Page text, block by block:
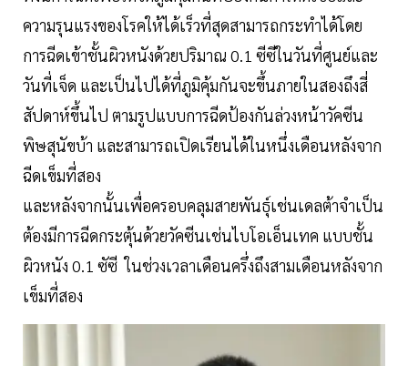
ความรุนแรงของโรคให้ได้เร็วที่สุดสามารถกระทำได้โดย
การฉีดเข้าชั้นผิวหนังด้วยปริมาณ 0.1 ซีซีในวันที่ศูนย์และ
วันที่เจ็ด และเป็นไปได้ที่ภูมิคุ้มกันจะขึ้นภายในสองถึงสี่
สัปดาห์ขึ้นไป ตามรูปแบบการฉีดป้องกันล่วงหน้าวัคซีน
พิษสุนัขบ้า และสามารถเปิดเรียนได้ในหนึ่งเดือนหลังจาก
ฉีดเข็มที่สอง
และหลังจากนั้นเพื่อครอบคลุมสายพันธุ์เช่นเดลต้าจำเป็น
ต้องมีการฉีดกระตุ้นด้วยวัคซีนเช่นไบโอเอ็นเทค แบบชั้น
ผิวหนัง 0.1 ซัซี ในช่วงเวลาเดือนครึ่งถึงสามเดือนหลังจาก
เข็มที่สอง